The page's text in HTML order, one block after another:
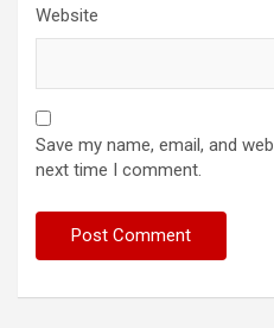
Website
Save my name, email, and
next time I comment.